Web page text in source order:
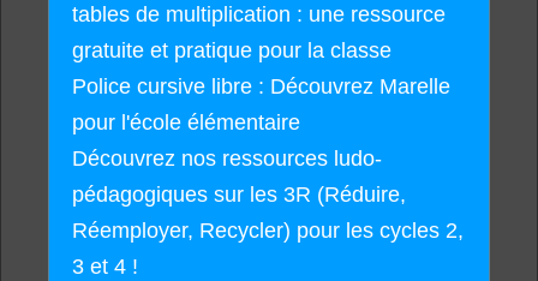
tables de multiplication : une ressource
gratuite et pratique pour la classe
Police cursive libre : Découvrez Marelle
pour l'école élémentaire
Découvrez nos ressources ludo-
pédagogiques sur les 3R (Réduire,
Réemployer, Recycler) pour les cycles 2,
3 et 4 !